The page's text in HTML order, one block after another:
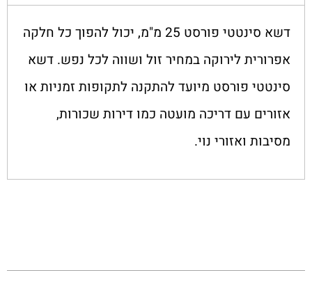
דשא סינטטי פורסט 25 מ"מ, יכול להפוך כל חלקה
אפרורית לירוקה במחיר זול ושווה לכל נפש. דשא
סינטטי פורסט מיועד להתקנה לתקופות זמניות או
אזורים עם דריכה מועטה כמו דירות שכורות,
מסיבות ואזורי נוי.